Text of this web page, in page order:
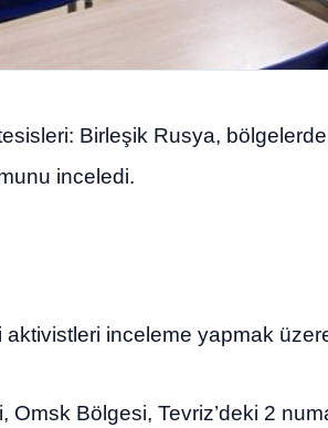
Birleşik Rusya,
inceledi.
aktivistleri inceleme yapmak
Omsk Bölgesi, Tevriz’deki 2